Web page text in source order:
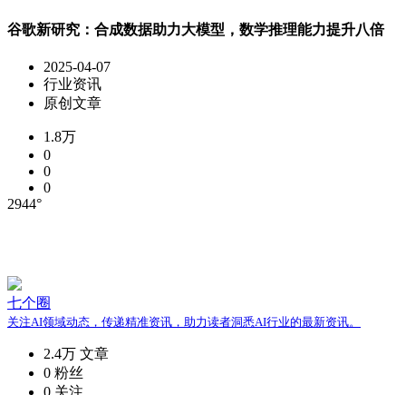
谷歌新研究：合成数据助力大模型，数学推理能力提升八倍
2025-04-07
行业资讯
原创文章
1.8万
0
0
0
2944°
七个圈
关注AI领域动态，传递精准资讯，助力读者洞悉AI行业的最新资讯。
2.4万 文章
0 粉丝